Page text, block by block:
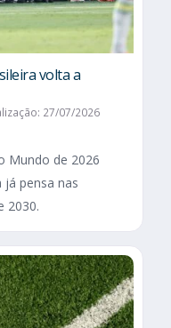
volta a
27/07/2026
Mundo de 2026
já pensa nas
2030.